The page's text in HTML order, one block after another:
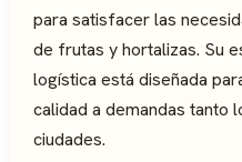
para satisfacer las
de frutas y hortalizas. Su
logística está diseñada
calidad a demandas tanto
ciudades.